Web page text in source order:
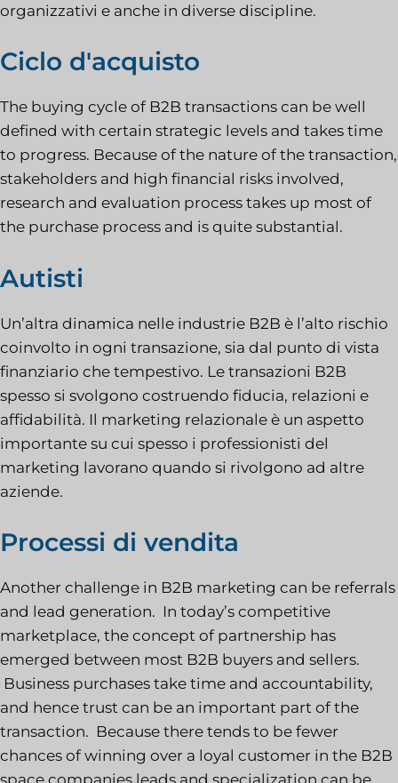
organizzativi e anche in diverse discipline.
Ciclo d'acquisto
The buying cycle of B2B transactions can be well
defined with certain strategic levels and takes time
to progress. Because of the nature of the transaction,
stakeholders and high financial risks involved,
research and evaluation process takes up most of
the purchase process and is quite substantial.
Autisti
Un’altra dinamica nelle industrie B2B è l’alto rischio
coinvolto in ogni transazione, sia dal punto di vista
finanziario che tempestivo. Le transazioni B2B
spesso si svolgono costruendo fiducia, relazioni e
affidabilità. Il marketing relazionale è un aspetto
importante su cui spesso i professionisti del
marketing lavorano quando si rivolgono ad altre
aziende.
Processi di vendita
Another challenge in B2B marketing can be referrals
and lead generation. In today’s competitive
marketplace, the concept of partnership has
emerged between most B2B buyers and sellers.
Business purchases take time and accountability,
and hence trust can be an important part of the
transaction. Because there tends to be fewer
chances of winning over a loyal customer in the B2B
space companies leads and specialization can be